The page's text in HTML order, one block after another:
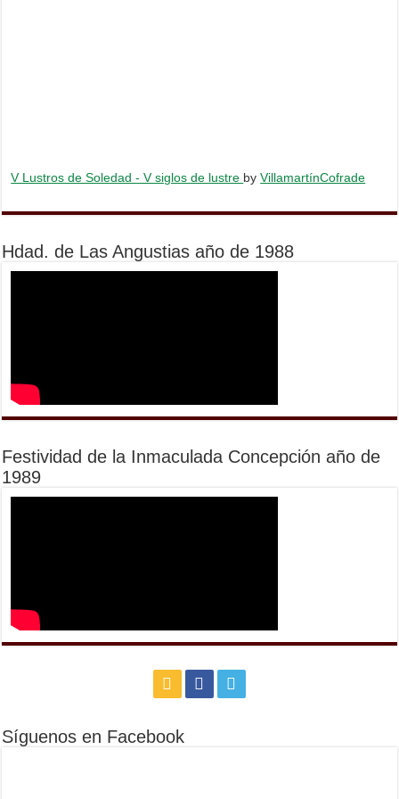
V Lustros de Soledad - V siglos de lustre byVillamartínCofrade
Hdad. de Las Angustias año de 1988
Festividad de la Inmaculada Concepción año de
1989
Síguenos en Facebook